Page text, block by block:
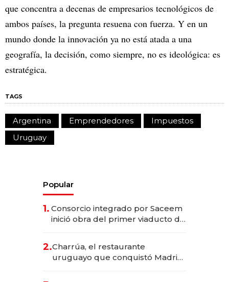
que concentra a decenas de empresarios tecnológicos de
ambos países, la pregunta resuena con fuerza. Y en un
mundo donde la innovación ya no está atada a una
geografía, la decisión, como siempre, no es ideológica: es
estratégica.
TAGS
Argentina Emprendedores
Impuestos
Uruguay
Popular
1. Consorcio integrado por Saceem
inició obra del primer viaducto de
millones
2.Charrúa, el restaurante
uruguayo que conquistó Madrid: